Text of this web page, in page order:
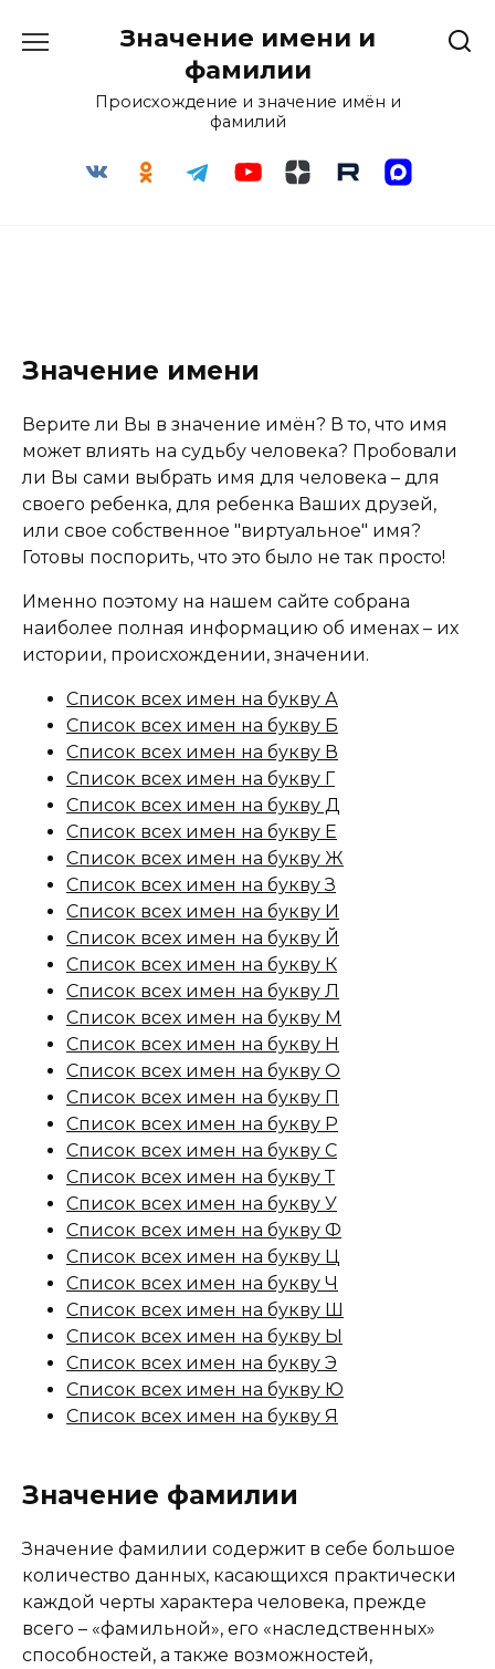
Значение имени и
фамилии
Происхождение и значение имён и
фамилий
Значение имени
Верите ли Вы в значение имён? В то, что имя
может влиять на судьбу человека? Пробовали
ли Вы сами выбрать имя для человека – для
своего ребенка, для ребенка Ваших друзей,
или свое собственное "виртуальное" имя?
Готовы поспорить, что это было не так просто!
Именно поэтому на нашем сайте собрана
наиболее полная информацию об именах – их
истории, происхождении, значении.
Список всех имен на букву А
Список всех имен на букву Б
Список всех имен на букву В
Список всех имен на букву Г
Список всех имен на букву Д
Список всех имен на букву Е
Список всех имен на букву Ж
Список всех имен на букву З
Список всех имен на букву И
Список всех имен на букву Й
Список всех имен на букву К
Список всех имен на букву Л
Список всех имен на букву М
Список всех имен на букву Н
Список всех имен на букву О
Список всех имен на букву П
Список всех имен на букву Р
Список всех имен на букву С
Список всех имен на букву Т
Список всех имен на букву У
Список всех имен на букву Ф
Список всех имен на букву Ц
Список всех имен на букву Ч
Список всех имен на букву Ш
Список всех имен на букву Ы
Список всех имен на букву Э
Список всех имен на букву Ю
Список всех имен на букву Я
Значение фамилии
Значение фамилии содержит в себе большое
количество данных, касающихся практически
каждой черты характера человека, прежде
всего – «фамильной», его «наследственных»
способностей, а также возможностей,